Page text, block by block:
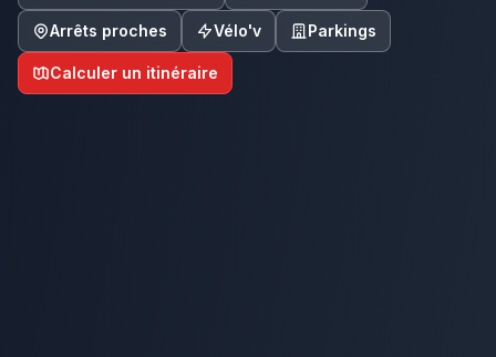
Arrêts proches Vélo'v Parkings
Calculer un itinéraire